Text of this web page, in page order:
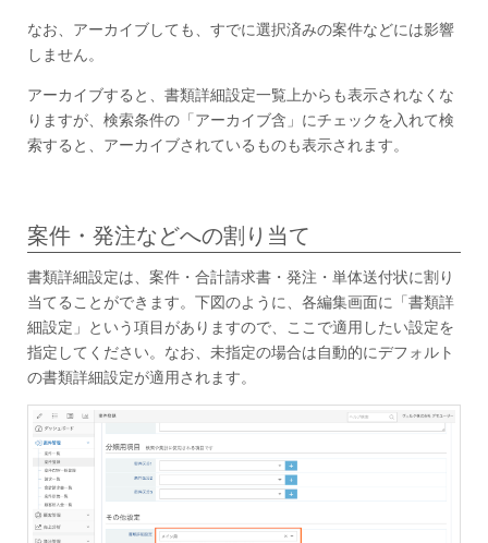
なお、アーカイブしても、すでに選択済みの案件などには影響
しません。
アーカイブすると、書類詳細設定一覧上からも表示されなくな
りますが、検索条件の「アーカイブ含」にチェックを入れて検
索すると、アーカイブされているものも表示されます。
案件・発注などへの割り当て
書類詳細設定は、案件・合計請求書・発注・単体送付状に割り
当てることができます。下図のように、各編集画面に「書類詳
細設定」という項目がありますので、ここで適用したい設定を
指定してください。なお、未指定の場合は自動的にデフォルト
の書類詳細設定が適用されます。